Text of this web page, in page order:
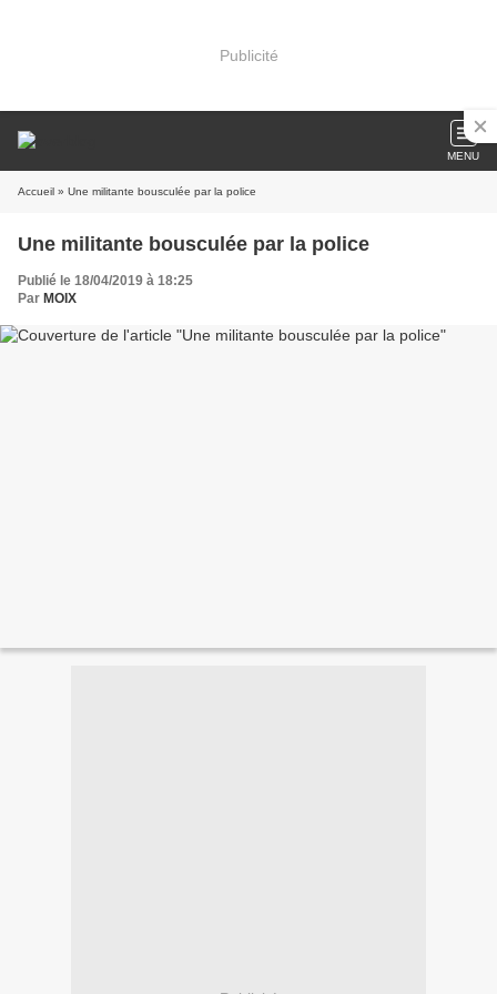
Publicité
MENU
Accueil » Une militante bousculée par la police
Une militante bousculée par la police
Publié le 18/04/2019 à 18:25
Par MOIX